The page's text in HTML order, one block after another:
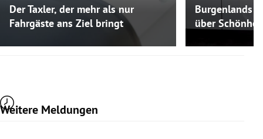
Der Taxler, der mehr als nur
Fahrgäste ans Ziel bringt
Burgenlands
über
Weitere Meldungen